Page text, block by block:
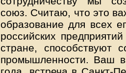
союз. Считаю, что это
образование для всех
российских
стране, способствуют
промышленности. Ваш